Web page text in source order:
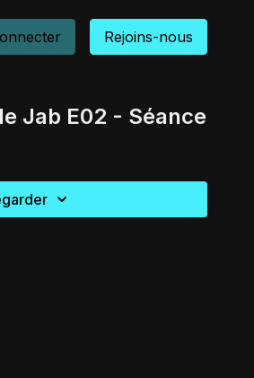
Rejoins-nous
Jab E02 - Séance